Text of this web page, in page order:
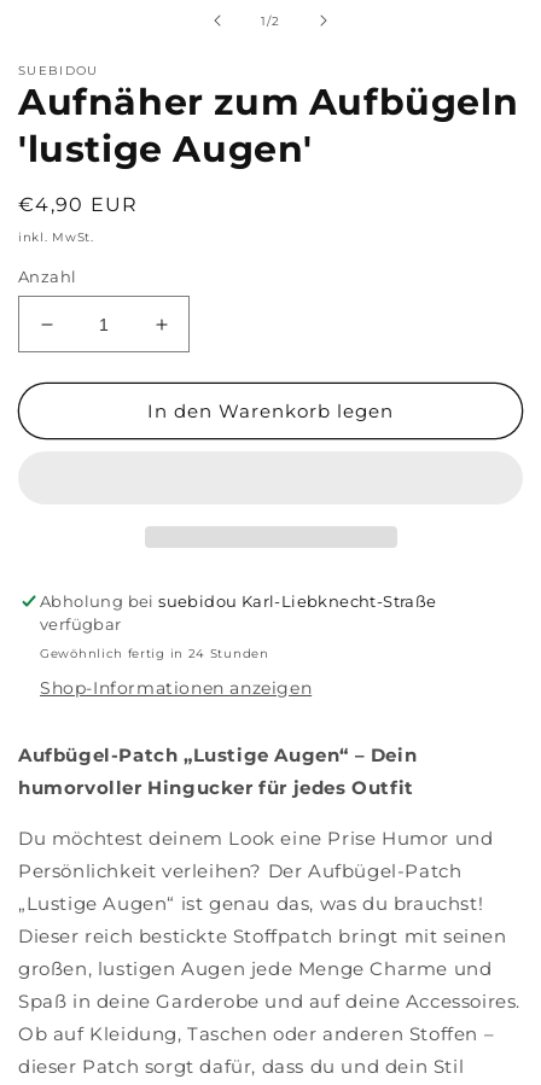
1/von
2
SUEBIDOU
Aufnäher zum Aufbügeln
'lustige Augen'
Normaler
Preis
€4,90 EUR
inkl. MwSt.
Anzahl
Verringere
die
Menge
Aufnäher
Erhöhe
die
Menge
für
Aufnäher
In den Warenkorb legen
Abholung beisuebidou Karl-Liebknecht-Straße
verfügbar
Gewöhnlich fertig in 24 Stunden
Shop-Informationen anzeigen
Aufbügel-Patch „Lustige Augen“ – Dein
humorvoller Hingucker für jedes Outfit
Du möchtest deinem Look eine Prise Humor und
Persönlichkeit verleihen? Der Aufbügel-Patch
„Lustige Augen“ ist genau das, was du brauchst!
Dieser reich bestickte Stoffpatch bringt mit seinen
großen, lustigen Augen jede Menge Charme und
Spaß in deine Garderobe und auf deine Accessoires.
Ob auf Kleidung, Taschen oder anderen Stoffen –
dieser Patch sorgt dafür, dass du und dein Stil